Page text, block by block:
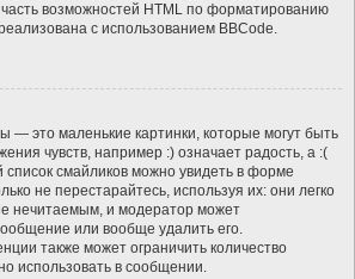
возможностей HTML по форматированию
с использованием BBCode.
— это маленькие картинки, которые могут быть
чувств, например :) означает радость, а :(
список смайликов можно увидеть в форме
не перестарайтесь, используя их: они легко
нечитаемым, и модератор может
или вообще удалить его.
также может ограничить количество
использовать в сообщении.